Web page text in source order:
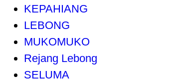
KEPAHIANG
LEBONG
MUKOMUKO
Rejang Lebong
SELUMA